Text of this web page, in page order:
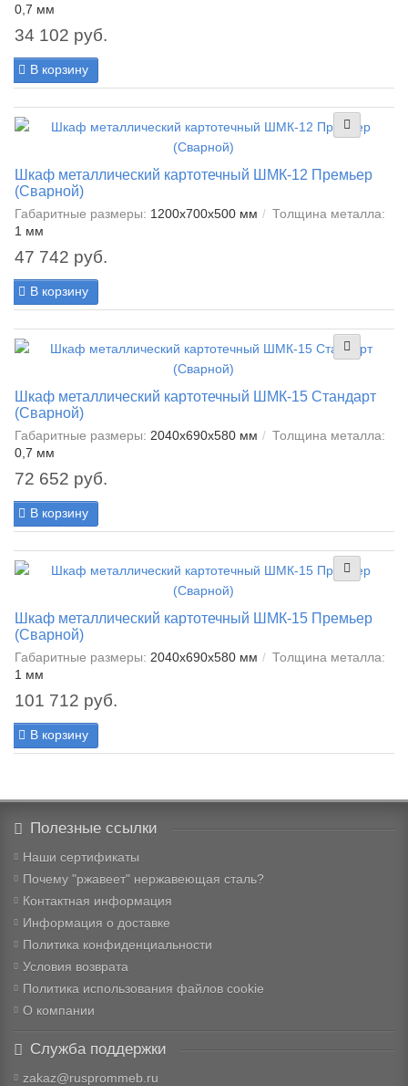
0,7 мм
34 102 руб.
В корзину
Шкаф металлический картотечный ШМК-12 Премьер
(Сварной)
Габаритные размеры: 1200x700x500 мм
Толщина металла:
1 мм
47 742 руб.
В корзину
Шкаф металлический картотечный ШМК-15 Стандарт
(Сварной)
Габаритные размеры: 2040x690x580 мм
Толщина металла:
0,7 мм
72 652 руб.
В корзину
Шкаф металлический картотечный ШМК-15 Премьер
(Сварной)
Габаритные размеры: 2040x690x580 мм
Толщина металла:
1 мм
101 712 руб.
В корзину
Полезные ссылки
Наши сертификаты
Почему "ржавеет" нержавеющая сталь?
Контактная информация
Информация о доставке
Политика конфиденциальности
Условия возврата
Политика использования файлов cookie
О компании
Служба поддержки
zakaz@rusprommeb.ru